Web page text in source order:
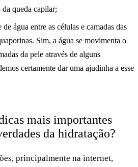
queda capilar;
água entre as células e camadas das
Sim, a água se movimenta o
da pele através de alguns
certamente dar uma ajudinha a esse
mais importantes
da hidratação?
principalmente na internet,